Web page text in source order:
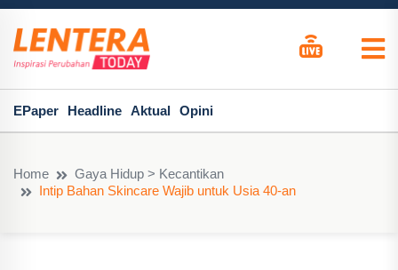
EPaper Headline Aktual Opini
Home
Gaya Hidup > Kecantikan
Intip Bahan Skincare Wajib untuk Usia 40-an